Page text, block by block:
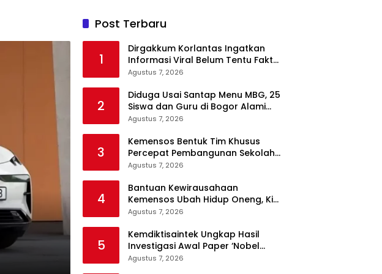
Post Terbaru
1
Dirgakkum Korlantas Ingatkan
Informasi Viral Belum Tentu Fakta,
Masyarakat Diminta Waspadai
Agustus 7, 2026
2
Diduga Usai Santap Menu MBG, 25
Siswa dan Guru di Bogor Alami
Keracunan
Agustus 7, 2026
3
Kemensos Bentuk Tim Khusus
Percepat Pembangunan Sekolah
Rakyat Permanen
Agustus 7, 2026
4
Bantuan Kewirausahaan
Kemensos Ubah Hidup Oneng, Kini
Tak Lagi Mengemis
Agustus 7, 2026
5
Kemdiktisaintek Ungkap Hasil
Investigasi Awal Paper ‘Nobel
MBG’, Nama Penulis Diduga
Agustus 7, 2026